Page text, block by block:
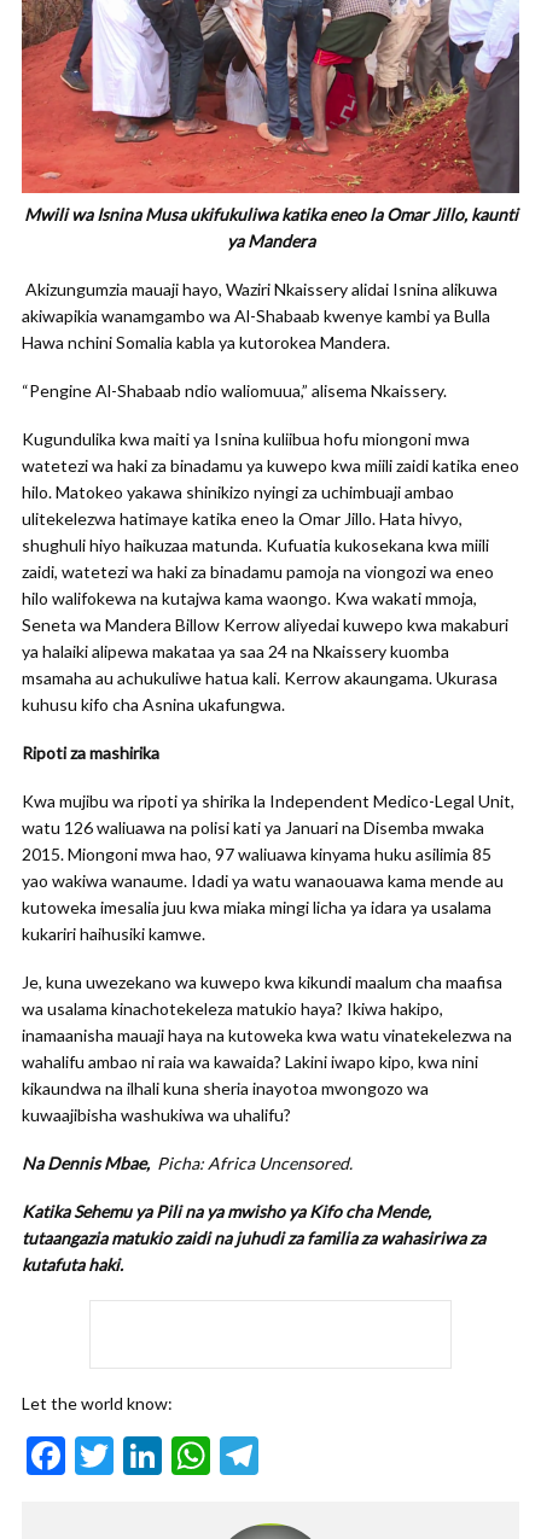
Mwili wa Isnina Musa ukifukuliwa katika eneo la Omar Jillo, kaunti
ya Mandera
Akizungumzia mauaji hayo, Waziri Nkaissery alidai Isnina alikuwa
akiwapikia wanamgambo wa Al-Shabaab kwenye kambi ya Bulla
Hawa nchini Somalia kabla ya kutorokea Mandera.
“Pengine Al-Shabaab ndio waliomuua,” alisema Nkaissery.
Kugundulika kwa maiti ya Isnina kuliibua hofu miongoni mwa
watetezi wa haki za binadamu ya kuwepo kwa miili zaidi katika eneo
hilo. Matokeo yakawa shinikizo nyingi za uchimbuaji ambao
ulitekelezwa hatimaye katika eneo la Omar Jillo. Hata hivyo,
shughuli hiyo haikuzaa matunda. Kufuatia kukosekana kwa miili
zaidi, watetezi wa haki za binadamu pamoja na viongozi wa eneo
hilo walifokewa na kutajwa kama waongo. Kwa wakati mmoja,
Seneta wa Mandera Billow Kerrow aliyedai kuwepo kwa makaburi
ya halaiki alipewa makataa ya saa 24 na Nkaissery kuomba
msamaha au achukuliwe hatua kali. Kerrow akaungama. Ukurasa
kuhusu kifo cha Asnina ukafungwa.
Ripoti za mashirika
Kwa mujibu wa ripoti ya shirika la Independent Medico-Legal Unit,
watu 126 waliuawa na polisi kati ya Januari na Disemba mwaka
2015. Miongoni mwa hao, 97 waliuawa kinyama huku asilimia 85
yao wakiwa wanaume. Idadi ya watu wanaouawa kama mende au
kutoweka imesalia juu kwa miaka mingi licha ya idara ya usalama
kukariri haihusiki kamwe.
Je, kuna uwezekano wa kuwepo kwa kikundi maalum cha maafisa
wa usalama kinachotekeleza matukio haya? Ikiwa hakipo,
inamaanisha mauaji haya na kutoweka kwa watu vinatekelezwa na
wahalifu ambao ni raia wa kawaida? Lakini iwapo kipo, kwa nini
kikaundwa na ilhali kuna sheria inayotoa mwongozo wa
kuwaajibisha washukiwa wa uhalifu?
Na Dennis Mbae, Picha: Africa Uncensored.
Katika Sehemu ya Pili na ya mwisho ya Kifo cha Mende,
tutaangazia matukio zaidi na juhudi za familia za wahasiriwa za
kutafuta haki.
Let the world know:
F
T
Li W